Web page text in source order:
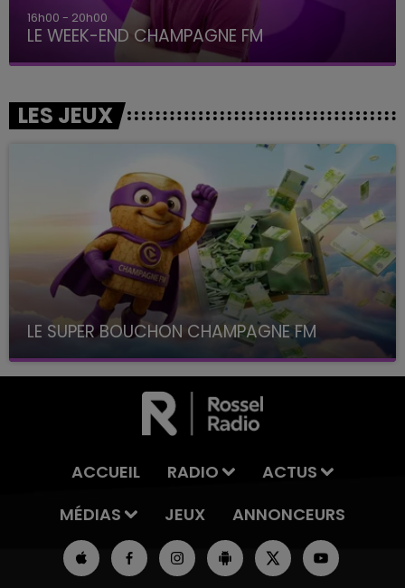
7h00 - 12h00
LE WEEK-END CHAMPAGNE FM
LES JEUX
LE SUPER BOUCHON CHAMPAGNE FM
avec La Famille Champagne FM, à 8H10
ACCUEIL RADIO
ACTUS
MÉDIAS
JEUX ANNONCEURS